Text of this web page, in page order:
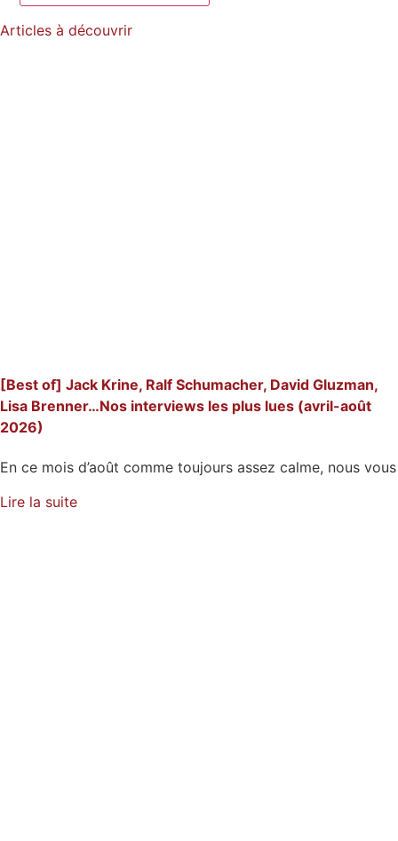
Articles à découvrir
[Best of] Jack Krine, Ralf Schumacher, David Gluzman,
Lisa Brenner…Nos interviews les plus lues (avril-août
2026)
En ce mois d’août comme toujours assez calme, nous vous
Lire la suite